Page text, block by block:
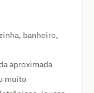
banheiro,
aproximada
muito